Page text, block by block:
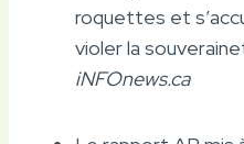
roquettes et
violer la
iNFOnews.ca